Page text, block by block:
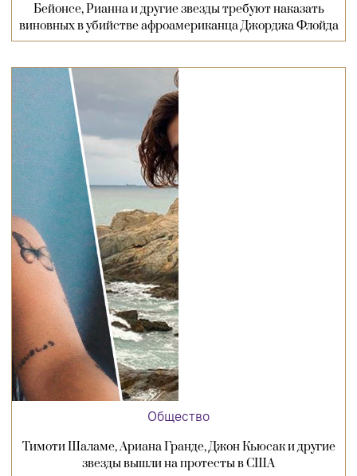
Бейонсе, Рианна и другие звезды требуют наказать
виновных в убийстве афроамериканца Джорджа Флойда
Общество
Тимоти Шаламе, Ариана Гранде, Джон Кьюсак и другие
звезды вышли на протесты в США